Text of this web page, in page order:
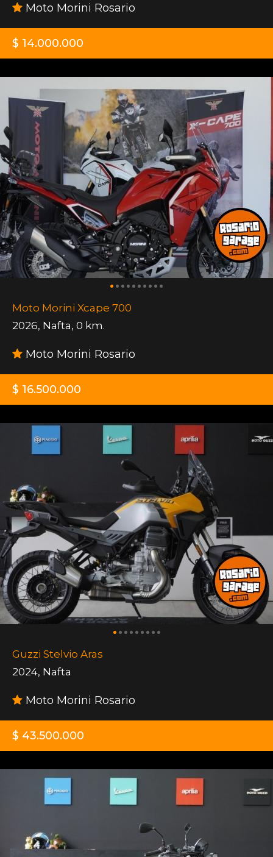
Moto Morini Rosario
$ 14.000.000
Moto Morini Xcape 700
2026, Nafta, 0 km.
Moto Morini Rosario
$ 16.500.000
Guzzi Stelvio Aras
2024, Nafta
Moto Morini Rosario
$ 43.500.000